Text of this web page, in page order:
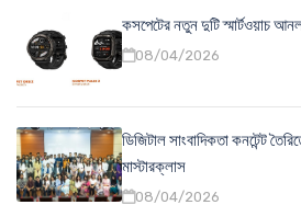
কসপেটের নতুন দুটি স্মার্টওয়াচ
08/04/2026
ডিজিটাল সাংবাদিকতা কনটেন্ট
মাস্টারক্লাস
08/04/2026